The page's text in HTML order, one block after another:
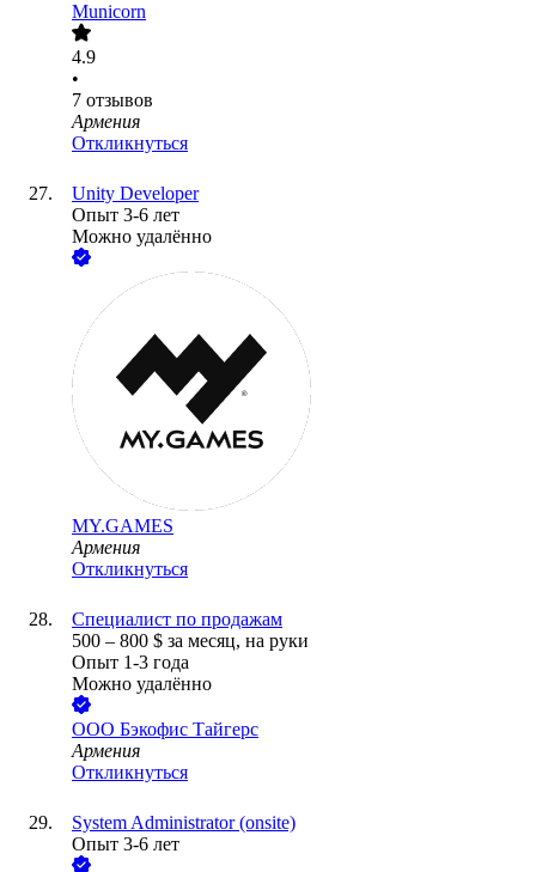
Municorn
4.9
•
7 отзывов
Армения
Откликнуться
Unity Developer
Опыт 3-6 лет
Можно удалённо
MY.GAMES
Армения
Откликнуться
Специалист по продажам
500 – 800 $ за месяц, на руки
Опыт 1-3 года
Можно удалённо
ООО Бэкофис Тайгерс
Армения
Откликнуться
System Administrator (onsite)
Опыт 3-6 лет